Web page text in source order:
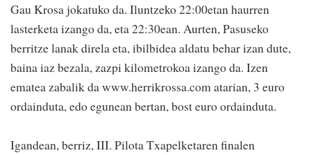
Gau Krosa jokatuko da. Iluntzeko 22:00etan haurren
lasterketa izango da, eta 22:30ean. Aurten, Pasuseko
berritze lanak direla eta, ibilbidea aldatu behar izan dute,
baina iaz bezala, zazpi kilometrokoa izango da. Izen
ematea zabalik da www.herrikrossa.com atarian, 3 euro
ordainduta, edo egunean bertan, bost euro ordainduta.
Igandean, berriz, III. Pilota Txapelketaren finalen